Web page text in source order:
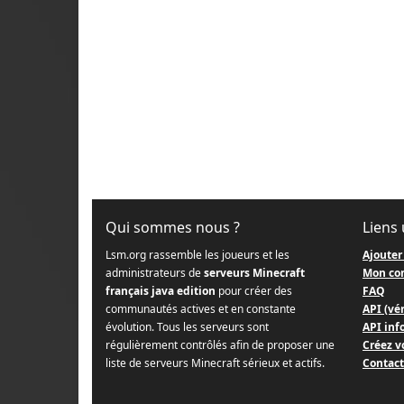
Qui sommes nous ?
Lsm.org rassemble les joueurs et les
administrateurs deserveurs Minecraft
français java edition pour créer des
communautés actives et en constante
évolution. Tous les serveurs sont
régulièrement contrôlés afin de proposer une
liste de serveurs Minecraft sérieux et actifs.
Liens
Mon
FAQ
API
API
Créez
Contact